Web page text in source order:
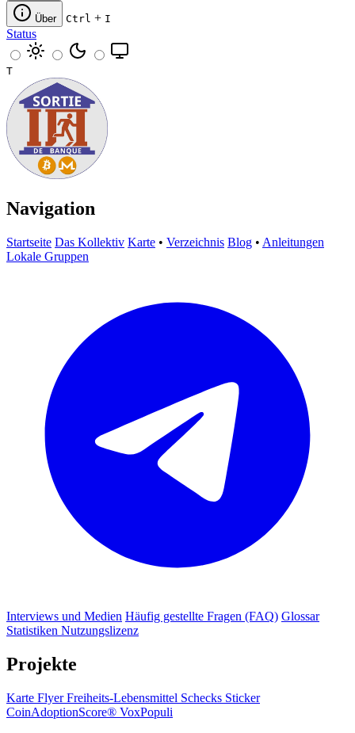
Über Ctrl + I
Status
T
Navigation
Startseite Das Kollektiv Karte • Verzeichnis Blog • Anleitungen
Lokale Gruppen
Interviews und Medien Häufig gestellte Fragen (FAQ) Glossar
Statistiken Nutzungslizenz
Projekte
Karte FlyerFreiheits-Lebensmittel Schecks Sticker
CoinAdoptionScore® VoxPopuli